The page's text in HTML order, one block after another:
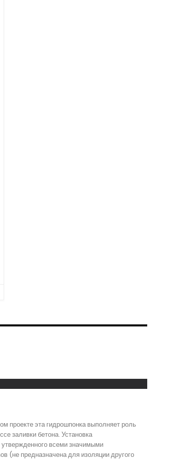
проекте эта гидрошпонка выполняет роль
заливки бетона. Установка
всеми значимыми
(не предназначена для изоляции другого